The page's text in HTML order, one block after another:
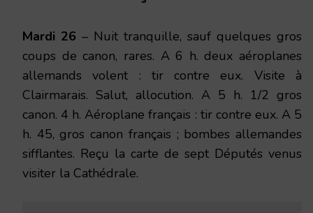
Mardi 26 – Nuit tranquille, sauf quelques gros
coups de canon, rares. A 6 h. deux aéroplanes
allemands volent : tir contre eux. Visite à
Clairmarais. Salut, allocution. A 5 h. 1/2 gros
canon. 4 h. Aéroplane français : tir contre eux. A 5
h. 45, gros canon français ; bombes allemandes
sifflantes. Reçu la carte de sept Députés venus
visiter la Cathédrale.